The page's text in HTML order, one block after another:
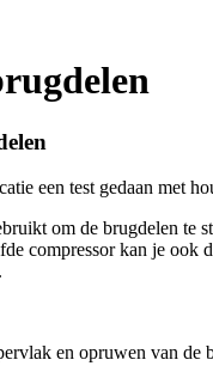
een test gedaan met
om de brugdelen
compressor kan je
en opruwen van de